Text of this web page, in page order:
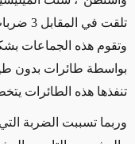
تلقت في المقابل 3 ضربات انتقامية فقط منذ
وتقوم هذه الجماعات
بواسطة طائرات بدون
تنفذها هذه الطائرات
وربما تسببت الضربة التي